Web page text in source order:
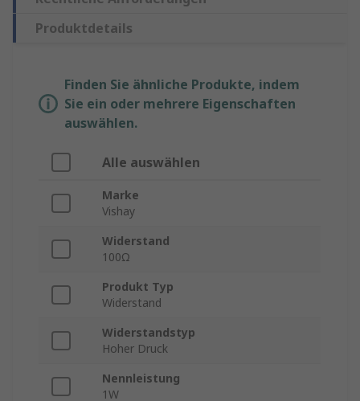
Produktdetails
Finden Sie ähnliche Produkte, indem
Sie ein oder mehrere Eigenschaften
auswählen.
Alle auswählen
Marke
Vishay
Widerstand
100Ω
Produkt Typ
Widerstand
Widerstandstyp
Hoher Druck
Nennleistung
1W